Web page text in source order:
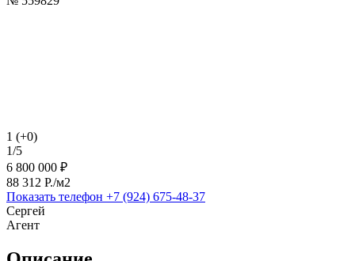
1 (+0)
1/5
6 800 000 ₽
88 312 P./м2
Показать телефон +7 (924) 675-48-37
Сергей
Агент